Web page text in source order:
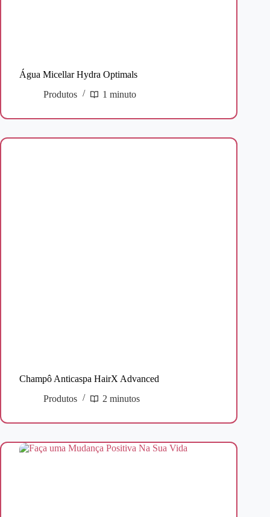
Água Micellar Hydra Optimals
Produtos
1 minuto
Champô Anticaspa HairX Advanced
Produtos
2 minutos